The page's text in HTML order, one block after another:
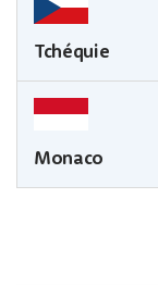
Tchéquie
Monaco